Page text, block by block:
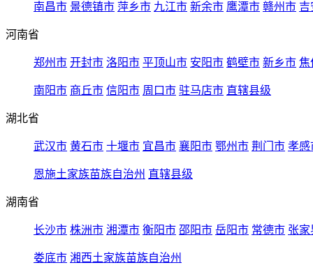
南昌市 景德镇市 萍乡市 九江市 新余市 鹰潭市 赣州市 吉
河南省
郑州市 开封市 洛阳市 平顶山市 安阳市 鹤壁市 新乡市 焦
南阳市 商丘市 信阳市 周口市 驻马店市 直辖县级
湖北省
武汉市 黄石市 十堰市 宜昌市 襄阳市 鄂州市 荆门市 孝感
恩施土家族苗族自治州 直辖县级
湖南省
长沙市 株洲市 湘潭市 衡阳市 邵阳市 岳阳市 常德市 张家
娄底市 湘西土家族苗族自治州